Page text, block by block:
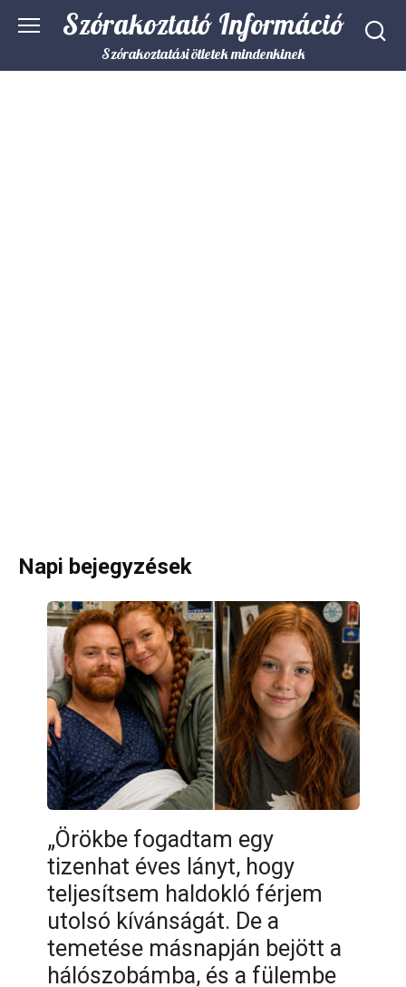
Szórakoztató Információ
Szórakoztatási ötletek mindenkinek
Napi bejegyzések
„Örökbe fogadtam egy
tizenhat éves lányt, hogy
teljesítsem haldokló férjem
utolsó kívánságát. De a
temetése másnapján bejött a
hálószobámba, és a fülembe